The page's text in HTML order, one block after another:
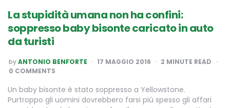
La stupidità umana non ha confini:
soppresso baby bisonte caricato in auto
da turisti
POSTED
BY
byANTONIO BENFORTE 17 MAGGIO 2016 2 MINUTE READ
0 COMMENTS
Un baby bisonte è stato soppresso a Yellowstone.
Purtroppo gli uomini dovrebbero farsi più spesso gli affari